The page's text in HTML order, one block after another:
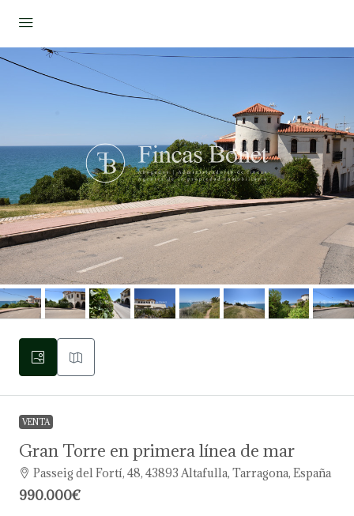
VENTA
Gran Torre en primera línea de mar
Passeig del Fortí, 48, 43893 Altafulla, Tarragona, España
990.000€